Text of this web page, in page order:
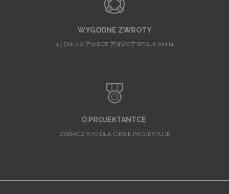
WYGODNE ZWROTY
14 DNI NA ZWROT ZOBACZ REGULAMIN
O PROJEKTANTCE
ZOBACZ KTO DLA CIEBIE PROJEKTUJE